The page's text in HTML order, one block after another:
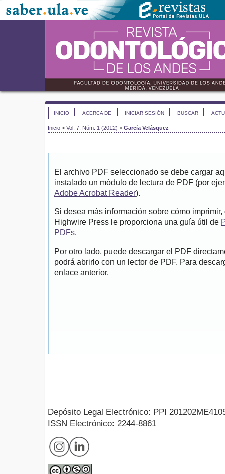
INICIO ACERCA DE INICIAR SESIÓN BUSCAR
Inicio > Vol. 7, Núm. 1 (2012) > García Velásquez
El archivo PDF seleccionado se debe cargar
instalado un módulo de lectura de PDF (por
Adobe Acrobat Reader).
Si desea más información sobre cómo
Highwire Press le proporciona una guía útil de
PDFs.
Por otro lado, puede descargar el PDF
podrá abrirlo con un lector de PDF. Para
enlace anterior.
Depósito Legal Electrónico: PPI
ISSN Electrónico: 2244-8861